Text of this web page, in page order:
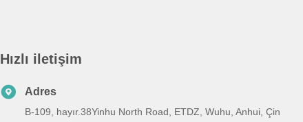
Hızlı iletişim
Adres
B-109, hayır.38Yinhu North Road, ETDZ, Wuhu, Anhui, Çin